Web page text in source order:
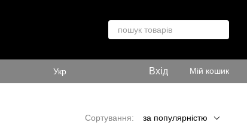
Укр Вхід Мій кошик
Сортування: за популярністю